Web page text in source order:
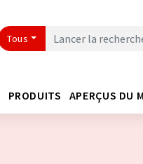
Tous
PRODUITS APERÇUS DU